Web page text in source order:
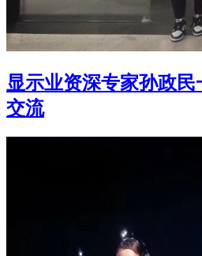
显示业资深专家孙政
交流